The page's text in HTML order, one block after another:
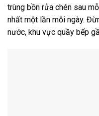
trùng bồn rửa chén sau
nhất một lần mỗi ngày.
nước, khu vực quầy bếp